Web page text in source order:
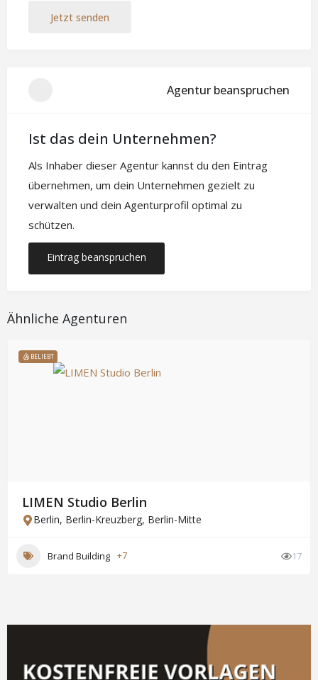
Jetzt senden
Agentur beanspruchen
Ist das dein Unternehmen?
Als Inhaber dieser Agentur kannst du den Eintrag
übernehmen, um dein Unternehmen gezielt zu
verwalten und dein Agenturprofil optimal zu
schützen.
Eintrag beanspruchen
Ähnliche Agenturen
BELIEBT
LIMEN Studio Berlin
Berlin, Berlin-Kreuzberg, Berlin-Mitte
Brand Building +7 17